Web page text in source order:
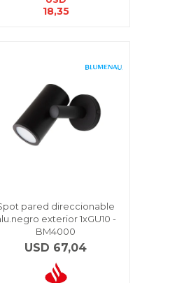
18,35
pared direccionable
exterior 1xGU10 -
BM4000
USD 67,04